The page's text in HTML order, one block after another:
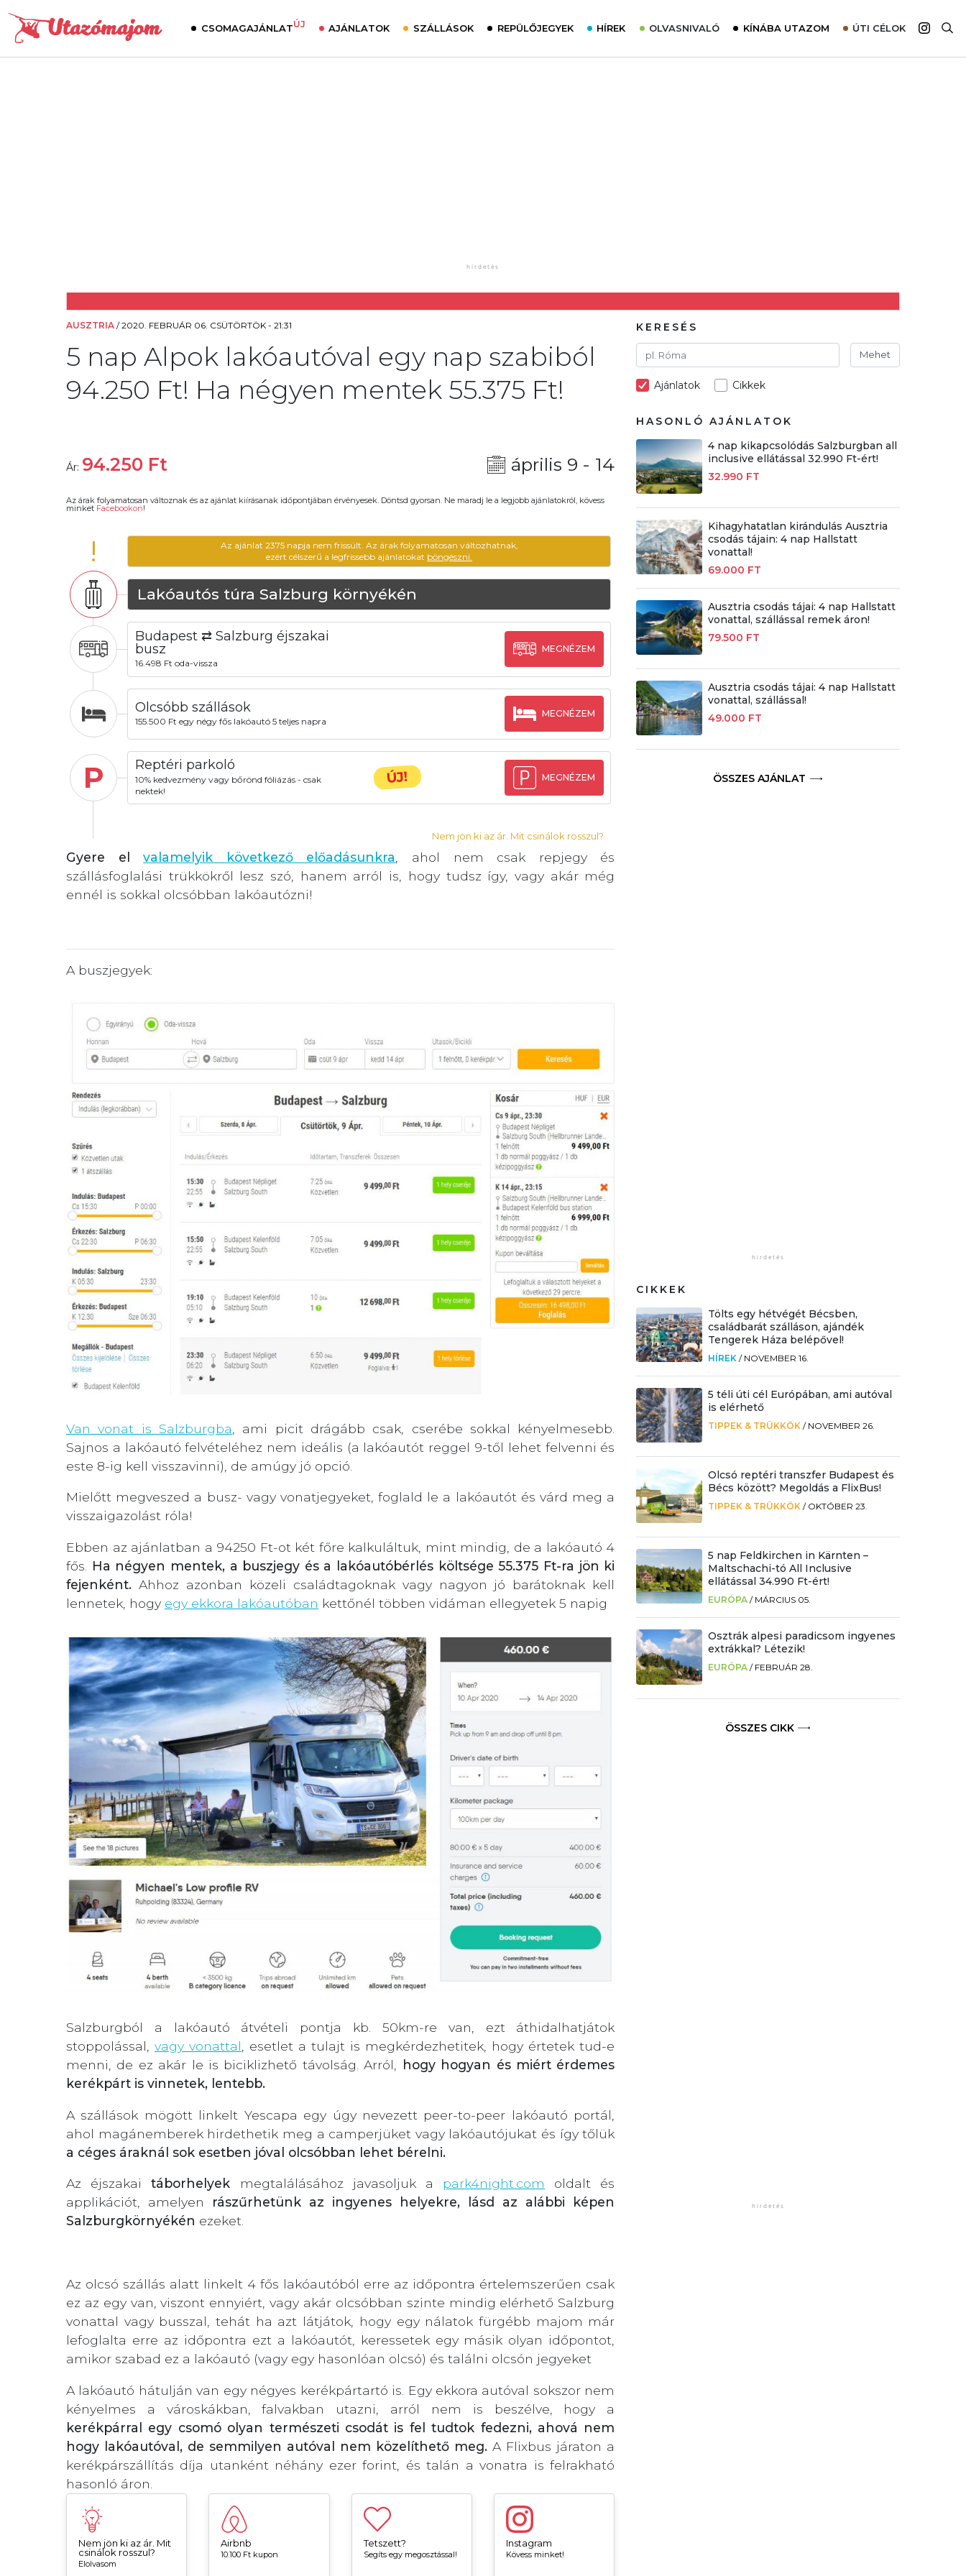
CSOMAGAJÁNLATÚJ AJÁNLATOK SZÁLLÁSOK REPÜLŐJEGYEK HÍREK OLVASNIVALÓ KÍNÁBA UTAZOM ÚTI CÉLOK
AUSZTRIA /2020. FEBRUÁR 06. CSÜTÖRTÖK - 21:31
5 nap Alpok lakóautóval egy nap szabiból
94.250 Ft! Ha négyen mentek 55.375 Ft!
Ár: 94.250 Ft április 9 - 14
Az árak folyamatosan változnak és az ajánlat kiírásanak időpontjában érvényesek. Döntsd gyorsan. Ne maradj le a legjobb ajánlatokról, kövess
minket Facebookon!
!
Az ajánlat 2375 napja nem frissült. Az árak folyamatosan változhatnak,
ezért célszerű a legfrissebb ajánlatokat böngészni.
Lakóautós túra Salzburg környékén
Budapest ⇄ Salzburg éjszakai
busz
16.498 Ft oda-vissza
MEGNÉZEM
Olcsóbb szállások
155.500 Ft egy négy fős lakóautó 5 teljes napra
MEGNÉZEM
P Reptéri parkoló
10% kedvezmény vagy bőrönd fóliázás - csak
nektek!
ÚJ! MEGNÉZEM
Nem jön ki az ár. Mit csinálok rosszul?
Gyere elvalamelyik következő előadásunkra
, ahol nem csak repjegy és
szállásfoglalási trükkökről lesz szó, hanem arról is, hogy tudsz így, vagy akár még
ennél is sokkal olcsóbban lakóautózni!
A buszjegyek:
Van vonat is Salzburgba , ami picit drágább csak, cserébe sokkal kényelmesebb.
Sajnos a lakóautó felvételéhez nem ideális (a lakóautót reggel 9-től lehet felvenni és
este 8-ig kell visszavinni), de amúgy jó opció.
Mielőtt megveszed a busz- vagy vonatjegyeket, foglald le a lakóautót és várd meg a
visszaigazolást róla!
Ebben az ajánlatban a 94250 Ft-ot két főre kalkuláltuk, mint mindig, de a lakóautó 4
fős.
Ha négyen mentek, a buszjegy és a lakóautóbérlés költsége 55.375 Ft-ra jön ki
fejenként. Ahhoz azonban közeli családtagoknak vagy nagyon jó barátoknak kell
lennetek, hogy egy ekkora lakóautóban kettőnél többen vidáman ellegyetek 5 napig
Salzburgból a lakóautó átvételi pontja kb. 50km-re van, ezt áthidalhatjátok
stoppolással,vagy vonattal , esetlet a tulajt is megkérdezhetitek, hogy értetek tud-e
menni, de ez akár le is biciklizhető távolság. Arról,
hogy hogyan és miért érdemes
kerékpárt is vinnetek, lentebb.
A szállások mögött linkelt Yescapa egy úgy nevezett peer-to-peer lakóautó portál,
ahol magánemberek hirdethetik meg a camperjüket vagy lakóautójukat és így tőlük
a céges áraknál sok esetben jóval olcsóbban lehet bérelni.
Az éjszakaitáborhelyek megtalálásához javasoljuk a park4night.com oldalt és
applikációt, amelyen rászűrhetünk az ingyenes helyekre, lásd az alábbi képen
Salzburgkörnyékén ezeket.
Az olcsó szállás alatt linkelt 4 fős lakóautóból erre az időpontra értelemszerűen csak
ez az egy van, viszont ennyiért, vagy akár olcsóbban szinte mindig elérhető Salzburg
vonattal vagy busszal, tehát ha azt látjátok, hogy egy nálatok fürgébb majom már
lefoglalta erre az időpontra ezt a lakóautót, keressetek egy másik olyan időpontot,
amikor szabad ez a lakóautó (vagy egy hasonlóan olcsó) és találni olcsón jegyeket
A lakóautó hátulján van egy négyes kerékpártartó is. Egy ekkora autóval sokszor nem
kényelmes a városkákban, falvakban utazni, arról nem is beszélve, hogy a
kerékpárral egy csomó olyan természeti csodát is fel tudtok fedezni, ahová nem
hogy lakóautóval, de semmilyen autóval nem közelíthető meg. A Flixbus járaton a
kerékpárszállítás díja utanként néhány ezer forint, és talán a vonatra is felrakható
hasonló áron.
Nem jön ki az ár. Mit
csinálok rosszul?
Elolvasom
Airbnb
10.100 Ft kupon
Tetszett?
Segíts egy megosztással!
Instagram
Kövess minket!
KERESÉS
Mehet
Ajánlatok Cikkek
HASONLÓ AJÁNLATOK
4 nap kikapcsolódás Salzburgban all
inclusive ellátással 32.990 Ft-ért!
32.990 FT
Kihagyhatatlan kirándulás Ausztria
csodás tájain: 4 nap Hallstatt
vonattal!
69.000 FT
Ausztria csodás tájai: 4 nap Hallstatt
vonattal, szállással remek áron!
79.500 FT
Ausztria csodás tájai: 4 nap Hallstatt
vonattal, szállással!
49.000 FT
ÖSSZES AJÁNLAT
CIKKEK
Tölts egy hétvégét Bécsben,
családbarát szálláson, ajándék
Tengerek Háza belépővel!
HÍREK / NOVEMBER 16.
5 téli úti cél Európában, ami autóval
is elérhető
TIPPEK & TRÜKKÖK / NOVEMBER 26.
Olcsó reptéri transzfer Budapest és
Bécs között? Megoldás a FlixBus!
TIPPEK & TRÜKKÖK / OKTÓBER 23.
5 nap Feldkirchen in Kärnten –
Maltschachi-tó All Inclusive
ellátással 34.990 Ft-ért!
EURÓPA / MÁRCIUS 05.
Osztrák alpesi paradicsom ingyenes
extrákkal? Létezik!
EURÓPA / FEBRUÁR 28.
ÖSSZES CIKK